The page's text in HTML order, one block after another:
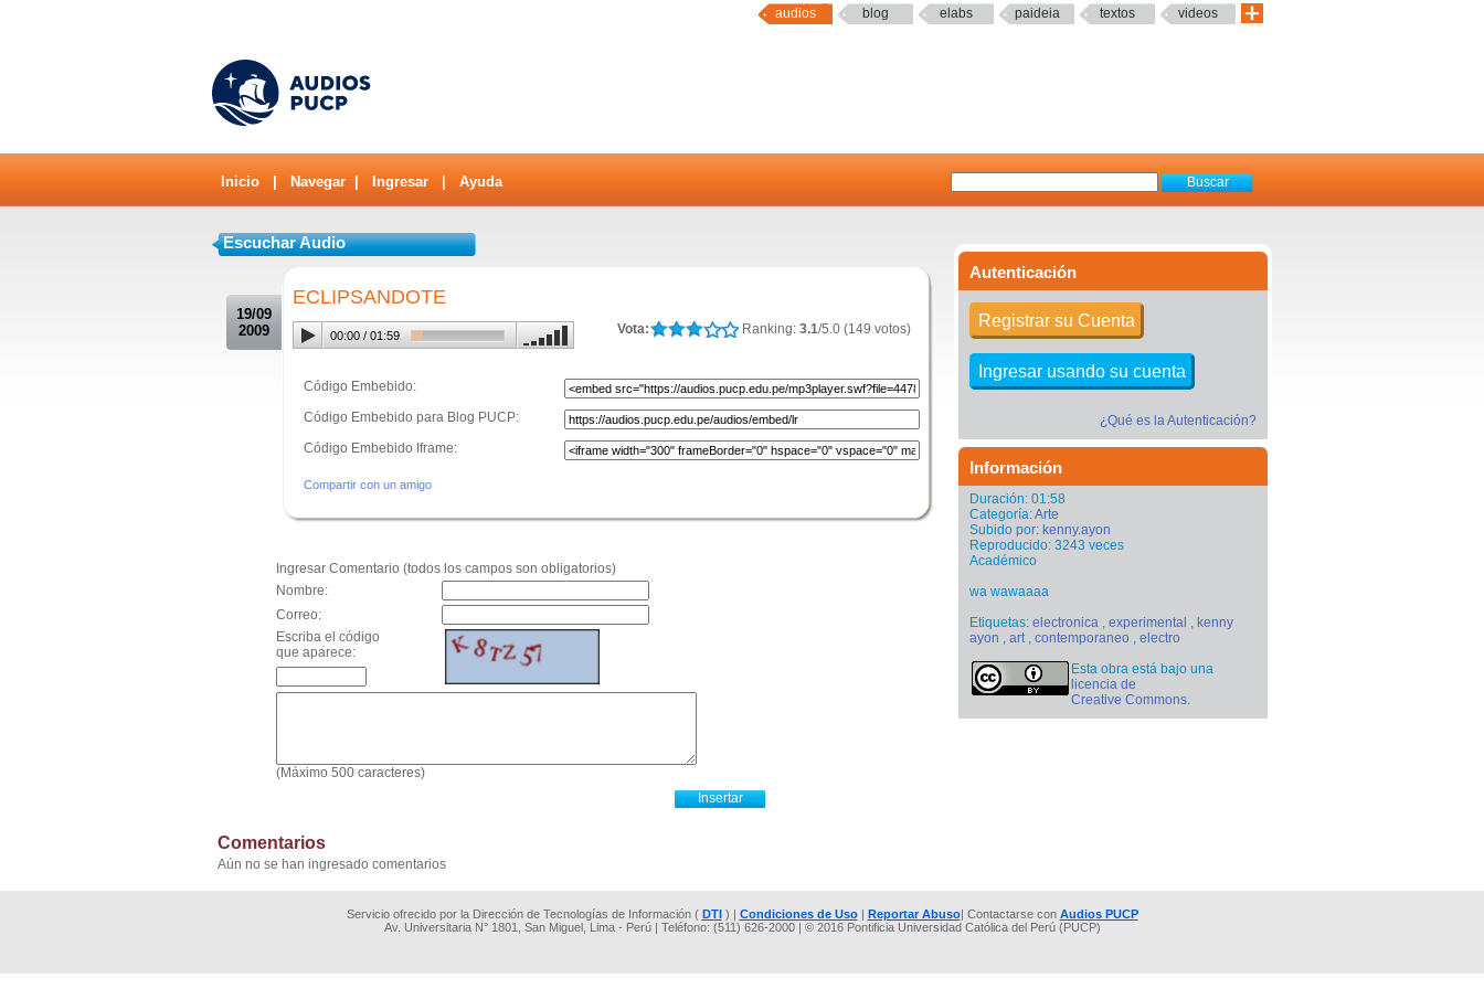
audios blog elabs paideia textos videos
Inicio Navegar Ingresar Ayuda
Autenticación
Registrar su Cuenta
Ingresar usando su cuenta
¿Qué es la Autenticación?
Información
Duración: 01:58
Categoría:Arte
Subido por: kenny.ayon
Reproducido: 3243 veces
Académico
wa wawaaaa
Etiquetas: electronica , experimental , kenny
ayon , art, contemporaneo , electro
Esta obra está bajo una
licencia de
Creative Commons.
Escuchar Audio
19/09
2009
ECLIPSANDOTE
Vota: Ranking: 3.1/5.0 (149 votos)
00:00 / 01:59
Código Embebido:
Código Embebido para Blog PUCP:
Código Embebido Iframe:
Compartir con un amigo
Ingresar Comentario (todos los campos son obligatorios)
Nombre:
Correo:
Escriba el código
que aparece:
(Máximo 500 caracteres)
Comentarios
Aún no se han ingresado comentarios
Servicio ofrecido por la Dirección de Tecnologías de Información ( DTI) | Condiciones de Uso| Reportar Abuso| Contactarse con Audios PUCP
Av. Universitaria N° 1801, San Miguel, Lima - Perú | Teléfono: (511) 626-2000 | © 2016 Pontificia Universidad Católica del Perú (PUCP)